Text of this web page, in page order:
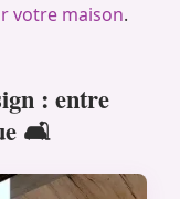
votre maison.
: entre
🛋️